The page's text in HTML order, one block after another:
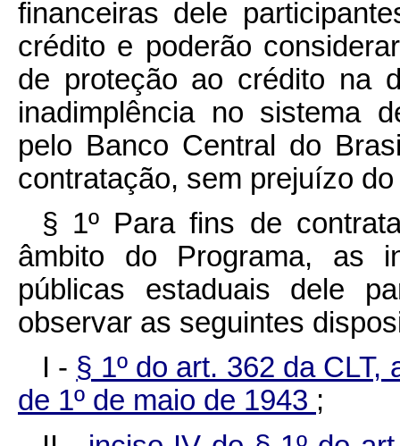
financeiras dele
crédito e poderão
de proteção ao crédito na
inadimplência no sistema
pelo Banco Central do
contratação, sem prejuízo
§ 1º Para fins de
âmbito do Programa, as
públicas estaduais dele
observar as seguintes
I - § 1º do art. 362 da CLT,
de 1º de maio de 1943 ;